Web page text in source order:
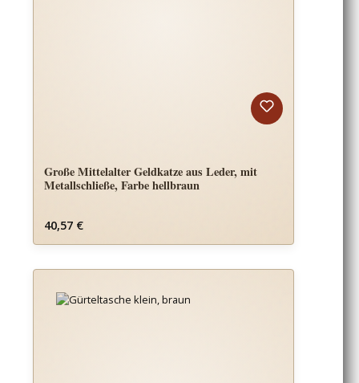
Große Mittelalter Geldkatze aus Leder, mit
Metallschließe, Farbe hellbraun
Regulärer Preis:
40,57 €